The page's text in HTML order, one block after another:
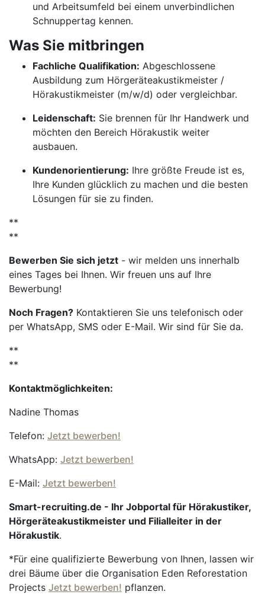
und Arbeitsumfeld bei einem unverbindlichen
Schnuppertag kennen.
Was Sie mitbringen
Fachliche Qualifikation: Abgeschlossene
Ausbildung zum Hörgeräteakustikmeister /
Hörakustikmeister (m/w/d) oder vergleichbar.
Leidenschaft: Sie brennen für Ihr Handwerk und
möchten den Bereich Hörakustik weiter
ausbauen.
Kundenorientierung: Ihre größte Freude ist es,
Ihre Kunden glücklich zu machen und die besten
Lösungen für sie zu finden.
**
**
Bewerben Sie sich jetzt - wir melden uns innerhalb
eines Tages bei Ihnen. Wir freuen uns auf Ihre
Bewerbung!
Noch Fragen? Kontaktieren Sie uns telefonisch oder
per WhatsApp, SMS oder E-Mail. Wir sind für Sie da.
**
**
Kontaktmöglichkeiten:
Nadine Thomas
Telefon: Jetzt bewerben!
WhatsApp: Jetzt bewerben!
E-Mail: Jetzt bewerben!
Smart-recruiting.de - Ihr Jobportal für Hörakustiker,
Hörgeräteakustikmeister und Filialleiter in der
Hörakustik.
*Für eine qualifizierte Bewerbung von Ihnen, lassen wir
drei Bäume über die Organisation Eden Reforestation
Projects Jetzt bewerben! pflanzen.